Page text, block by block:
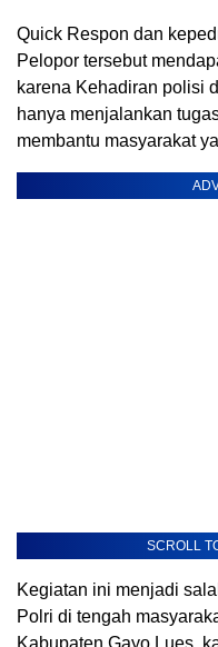
Quick Respon dan
Pelopor tersebut
karena Kehadiran polisi
hanya menjalankan
membantu masyarakat
SCROLL
Kegiatan ini menjadi
Polri di tengah
Kabupaten Gayo Lues,